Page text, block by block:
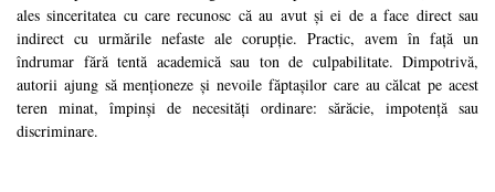
ales sinceritatea cu care recunosc că au avut și ei de a face direct sau
indirect cu urmările nefaste ale corupție. Practic, avem în față un
îndrumar fără tentă academică sau ton de culpabilitate. Dimpotrivă,
autorii ajung să menționeze și nevoile făptașilor care au călcat pe acest
teren minat, împinși de necesități ordinare: sărăcie, impotență sau
discriminare.